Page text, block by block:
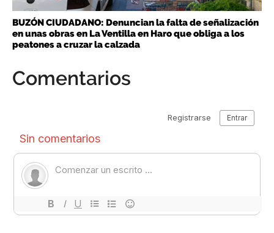
BUZÓN CIUDADANO: Denuncian la falta de señalización
en unas obras en La Ventilla en Haro que obliga a los
peatones a cruzar la calzada
Comentarios